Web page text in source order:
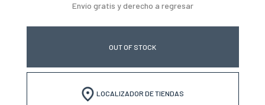
Envío gratis y derecho a regresar
OUT OF STOCK
LOCALIZADOR DE TIENDAS